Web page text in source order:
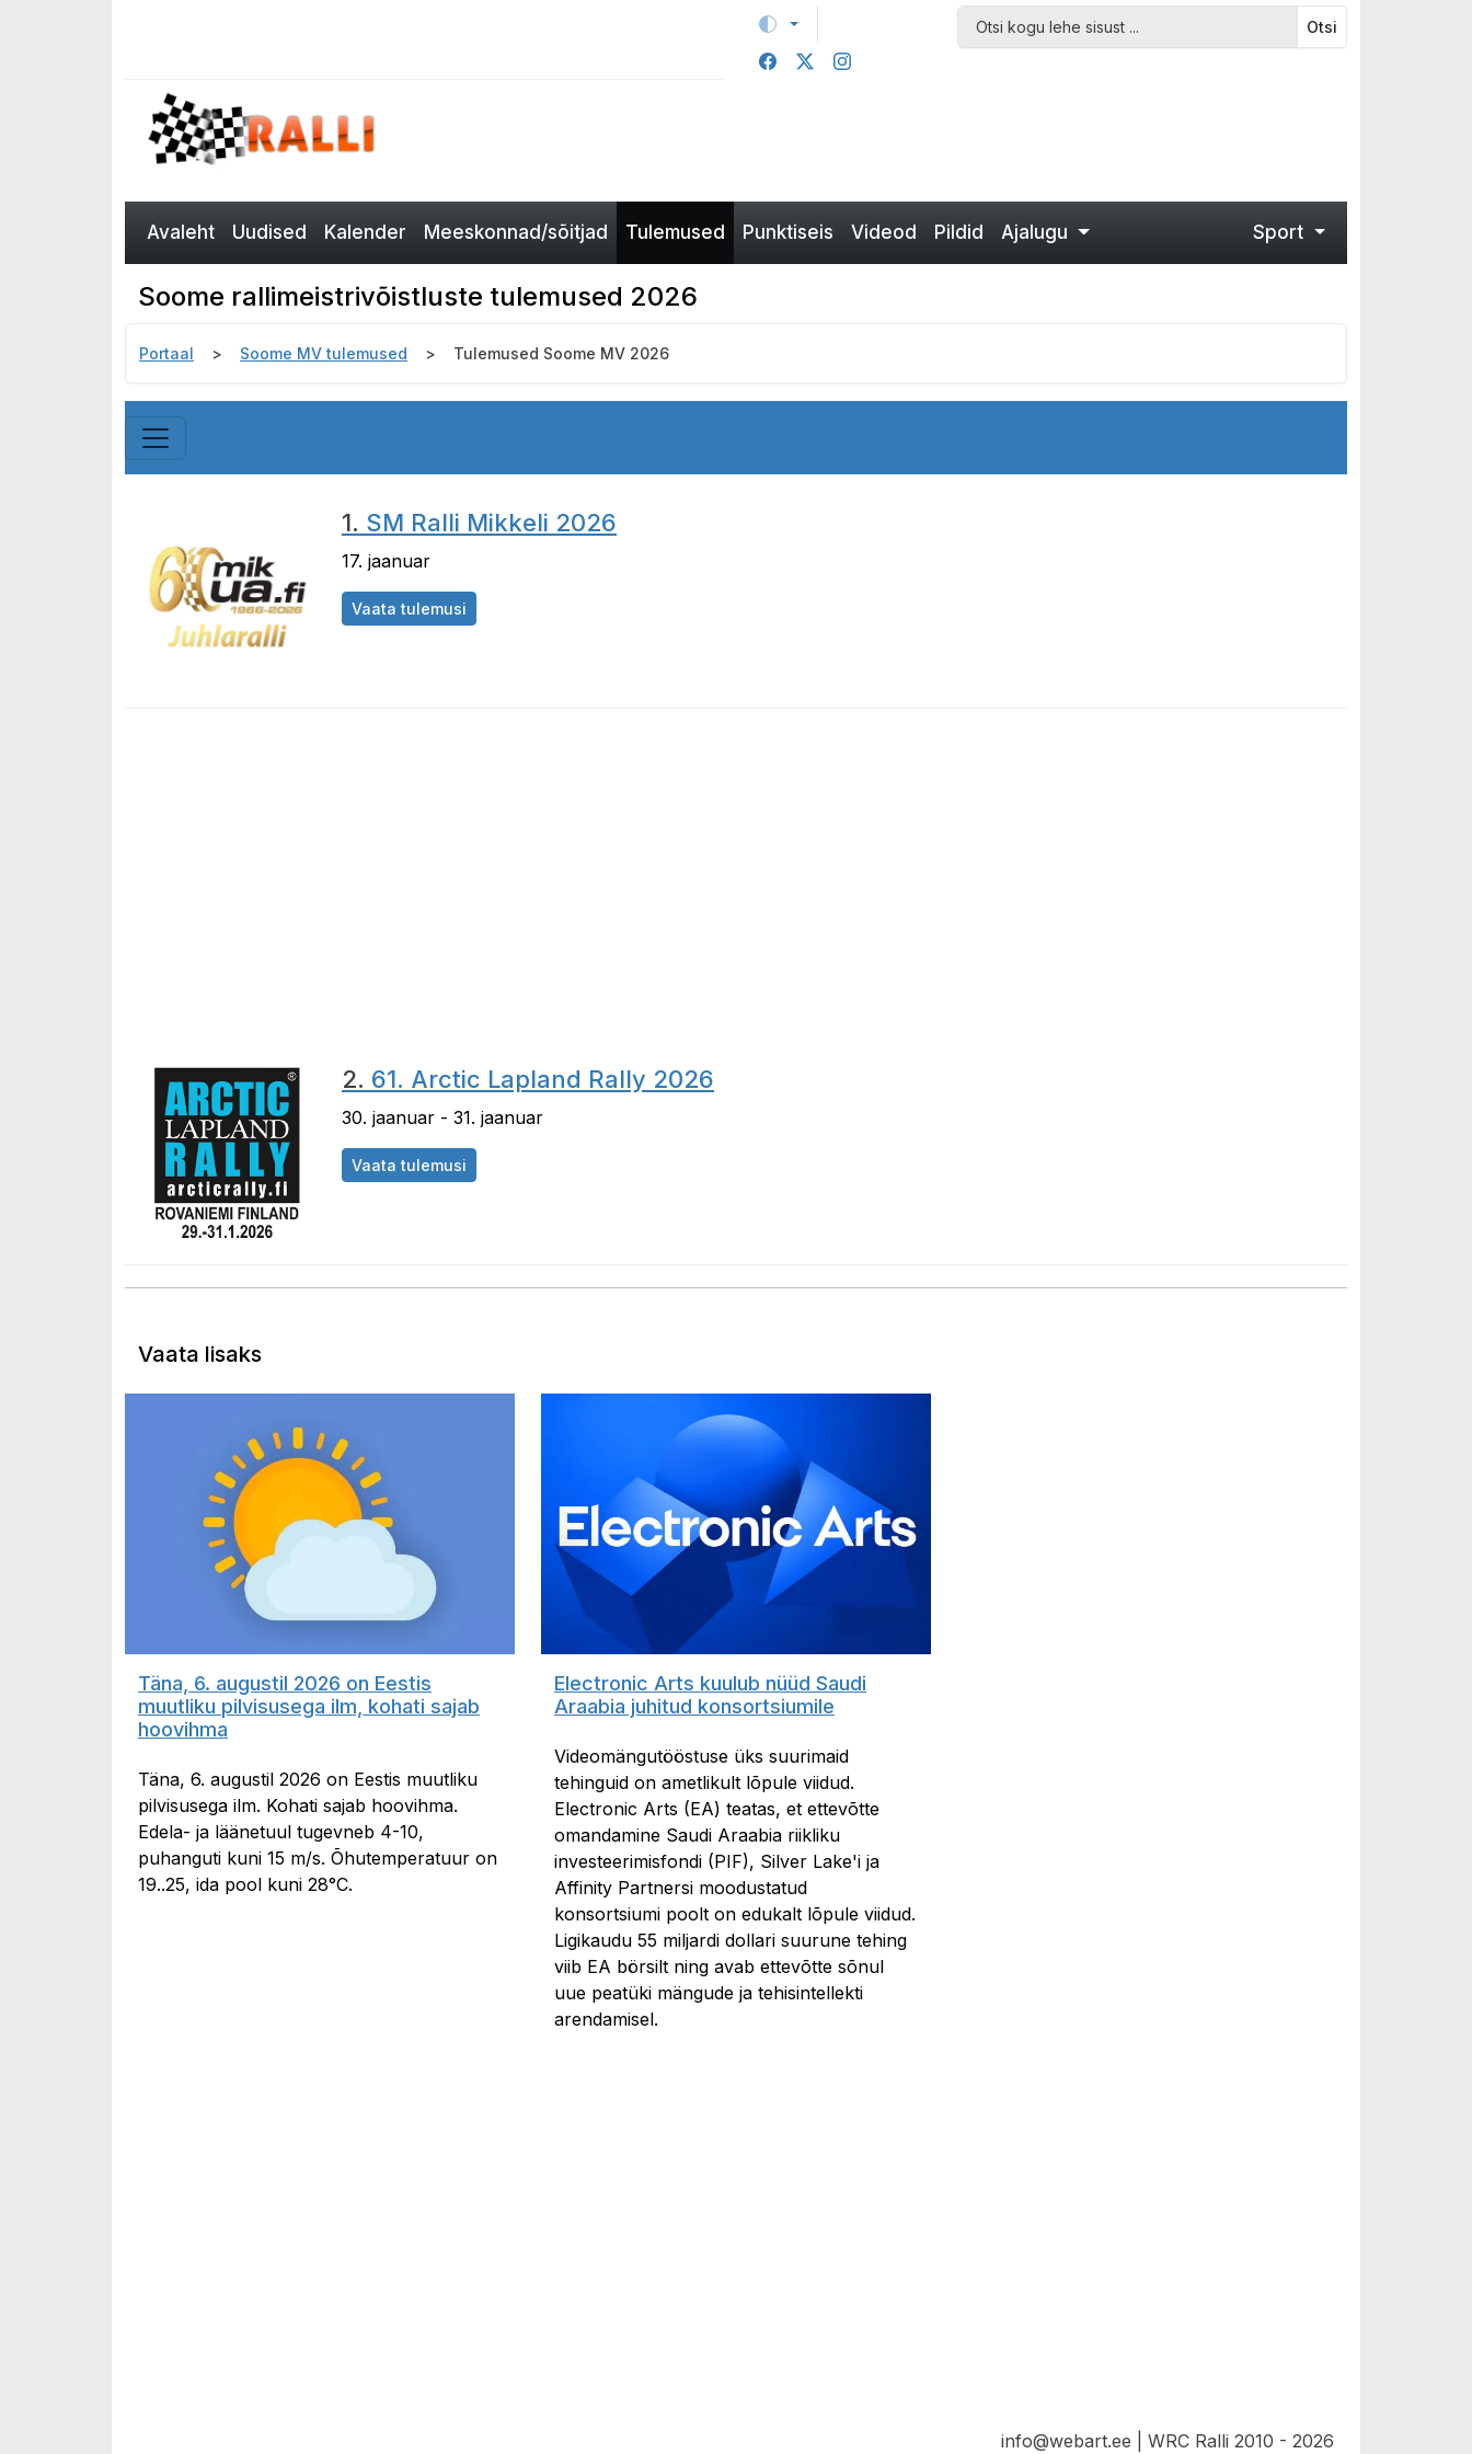
Otsi
Avaleht Uudised Kalender Meeskonnad/sõitjad Tulemused Punktiseis Videod Pildid Ajalugu Sport
Soome rallimeistrivõistluste tulemused 2026
Portaal Soome MV tulemused Tulemused Soome MV 2026
1. SM Ralli Mikkeli 2026
17. jaanuar
Vaata tulemusi
2. 61. Arctic Lapland Rally 2026
30. jaanuar - 31. jaanuar
Vaata tulemusi
Vaata lisaks
Täna, 6. augustil 2026 on Eestis
muutliku pilvisusega ilm, kohati sajab
hoovihma
Täna, 6. augustil 2026 on Eestis muutliku
pilvisusega ilm. Kohati sajab hoovihma.
Edela- ja läänetuul tugevneb 4-10,
puhanguti kuni 15 m/s. Õhutemperatuur on
19..25, ida pool kuni 28°C.
Electronic Arts kuulub nüüd Saudi
Araabia juhitud konsortsiumile
Videomängutööstuse üks suurimaid
tehinguid on ametlikult lõpule viidud.
Electronic Arts (EA) teatas, et ettevõtte
omandamine Saudi Araabia riikliku
investeerimisfondi (PIF), Silver Lake'i ja
Affinity Partnersi moodustatud
konsortsiumi poolt on edukalt lõpule viidud.
Ligikaudu 55 miljardi dollari suurune tehing
viib EA börsilt ning avab ettevõtte sõnul
uue peatüki mängude ja tehisintellekti
arendamisel.
info@webart.ee | WRC Ralli 2010 - 2026